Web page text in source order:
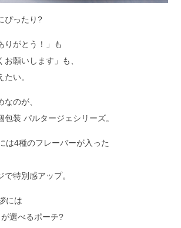
ぴったり?
りがとう！」も
お願いします」も、
い。
のが、
包装 パルタージェシリーズ。
は4種のフレーバーが入った
特別感アップ。
には
選べるポーチ?